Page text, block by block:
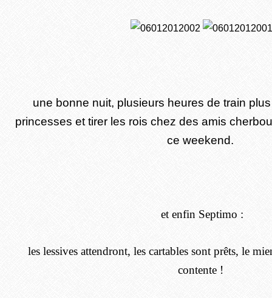
une bonne nuit, plusieurs heures de train
princesses et tirer les rois chez des amis
ce weekend.
et enfin Septimo :
les lessives attendront, les cartables sont prêts, le
contente !